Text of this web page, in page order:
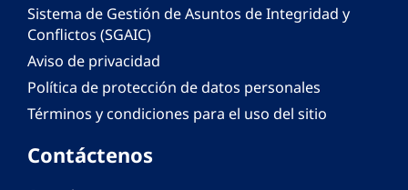
Sistema de Gestión de Asuntos de Integridad y
Conflictos (SGAIC)
Aviso de privacidad
Política de protección de datos personales
Términos y condiciones para el uso del sitio
Contáctenos